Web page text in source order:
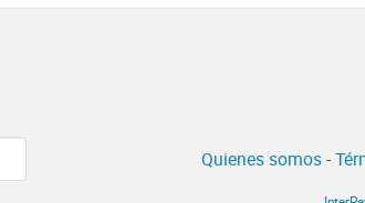
Quienes somos-